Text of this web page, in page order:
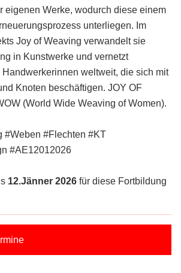
eigenen Werke, wodurch diese einem
unterliegen. Im
Joy of Weaving verwandelt sie
in Kunstwerke und vernetzt
weltweit, die sich mit
Knoten beschäftigen. JOY OF
(World Wide Weaving of Women).
#Weben #Flechten #KT
#AE12012026
12.Jänner 2026 für diese Fortbildung